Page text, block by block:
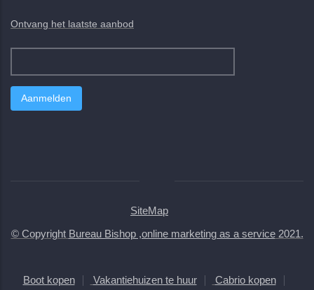
Ontvang het laatste aanbod
SiteMap
© Copyright Bureau Bishop ,online marketing as a service2021.
Boot kopen Vakantiehuizen te huur Cabrio kopen